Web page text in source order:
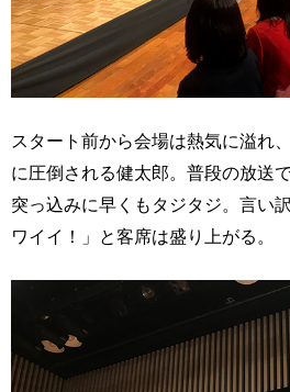
スタート前から会場は熱気に溢れ
に圧倒される健太郎。普段の放送
突っ込みに早くもタジタジ。言い
ワイイ！」と客席は盛り上がる。